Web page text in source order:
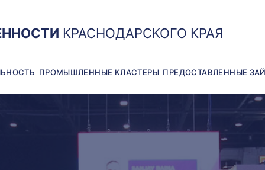
КРАСНОДАРСКОГО КРАЯ
ПРОМЫШЛЕННЫЕ КЛАСТЕРЫ ПРЕДОСТАВЛЕННЫЕ